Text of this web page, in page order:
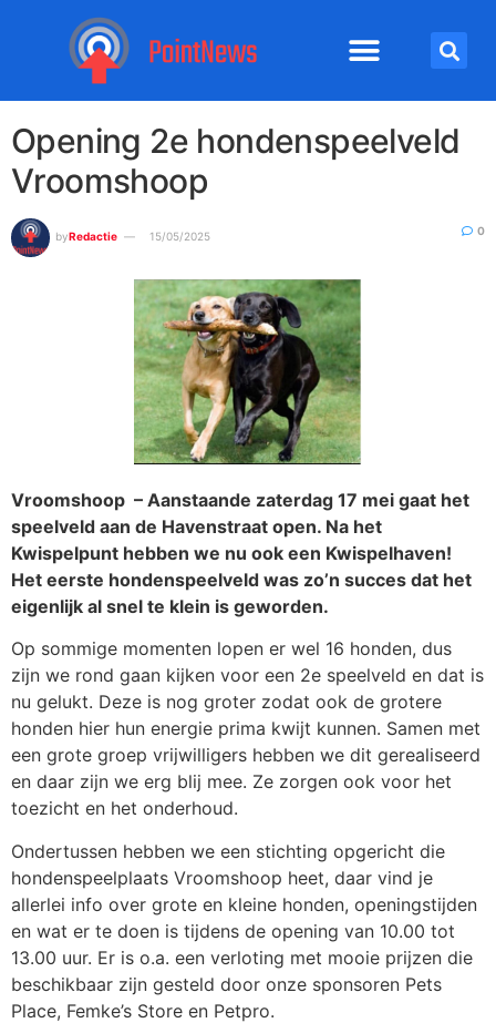
Opening 2e hondenspeelveld
Vroomshoop
byRedactie 15/05/2025 0
Vroomshoop – Aanstaande zaterdag 17 mei gaat het
speelveld aan de Havenstraat open. Na het
Kwispelpunt hebben we nu ook een Kwispelhaven!
Het eerste hondenspeelveld was zo’n succes dat het
eigenlijk al snel te klein is geworden.
Op sommige momenten lopen er wel 16 honden, dus
zijn we rond gaan kijken voor een 2e speelveld en dat is
nu gelukt. Deze is nog groter zodat ook de grotere
honden hier hun energie prima kwijt kunnen. Samen met
een grote groep vrijwilligers hebben we dit gerealiseerd
en daar zijn we erg blij mee. Ze zorgen ook voor het
toezicht en het onderhoud.
Ondertussen hebben we een stichting opgericht die
hondenspeelplaats Vroomshoop heet, daar vind je
allerlei info over grote en kleine honden, openingstijden
en wat er te doen is tijdens de opening van 10.00 tot
13.00 uur. Er is o.a. een verloting met mooie prijzen die
beschikbaar zijn gesteld door onze sponsoren Pets
Place, Femke’s Store en Petpro.